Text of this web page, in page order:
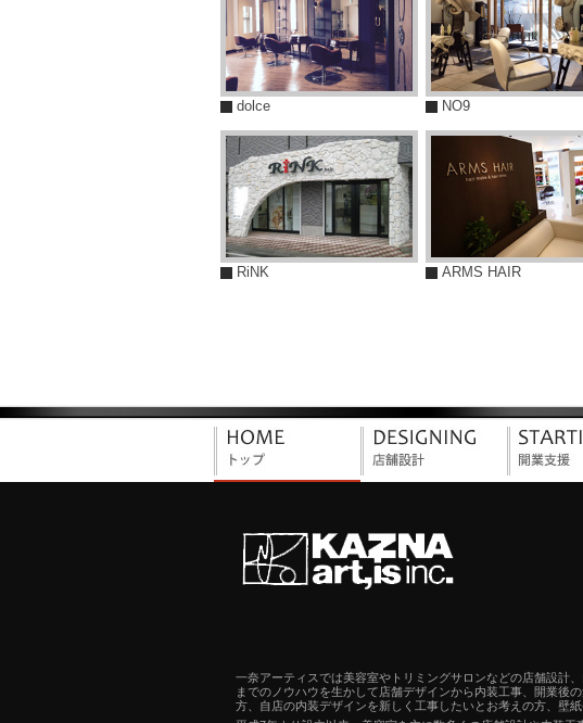
dolce NO9
RiNK ARMS HAIR
一奈アーティスでは美容室やトリミングサロンなどの店舗設計
までのノウハウを生かして店舗デザインから内装工事、開業後
方、自店の内装デザインを新しく工事したいとお考えの方、壁